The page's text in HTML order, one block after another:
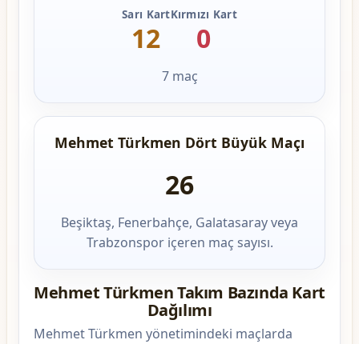
Sarı Kart
12
Kırmızı Kart
0
7 maç
Mehmet Türkmen Dört Büyük Maçı
26
Beşiktaş, Fenerbahçe, Galatasaray veya
Trabzonspor içeren maç sayısı.
Mehmet Türkmen Takım Bazında Kart
Dağılımı
Mehmet Türkmen yönetimindeki maçlarda